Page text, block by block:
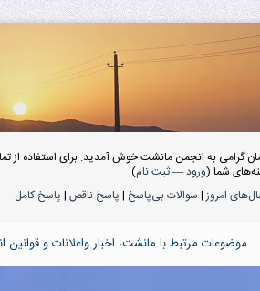
گرامی به انجمن مانشت خوش آمدید. برای استفاده از
شما (ورود—ثبت نام)
امروز| سوالات بی‌پاسخ | پاسخ ناقص | پاسخ کامل
موضوعات مرتبط با مانشت، اخبار واعلانات و